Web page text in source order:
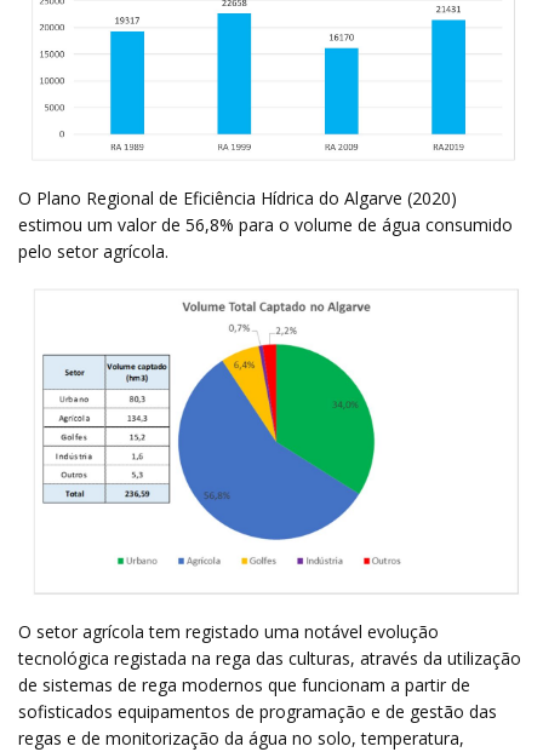
O Plano Regional de Eficiência Hídrica do Algarve (2020)
estimou um valor de 56,8% para o volume de água consumido
pelo setor agrícola.
O setor agrícola tem registado uma notável evolução
tecnológica registada na rega das culturas, através da utilização
de sistemas de rega modernos que funcionam a partir de
sofisticados equipamentos de programação e de gestão das
regas e de monitorização da água no solo, temperatura,